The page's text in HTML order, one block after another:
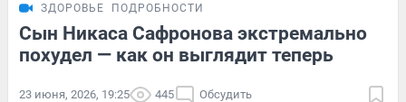
ЗДОРОВЬЕ ПОДРОБНОСТИ
Сын Никаса Сафронова экстремально
похудел — как он выглядит теперь
23 июня, 2026, 19:25 445 Обсудить